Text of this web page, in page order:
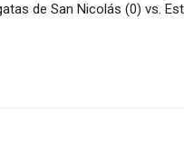
de San Nicolás (0) vs.